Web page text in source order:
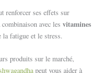
renforcer ses effets sur
avec lesvitamines
la fatigue et le stress.
produits sur le marché,
peut vous aider à